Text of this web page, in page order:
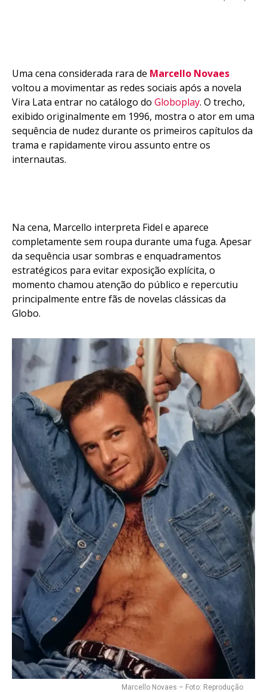
Uma cena considerada rara de Marcello Novaes
voltou a movimentar as redes sociais após a novela
Vira Lata entrar no catálogo do Globoplay. O trecho,
exibido originalmente em 1996, mostra o ator em uma
sequência de nudez durante os primeiros capítulos da
trama e rapidamente virou assunto entre os
internautas.
Na cena, Marcello interpreta Fidel e aparece
completamente sem roupa durante uma fuga. Apesar
da sequência usar sombras e enquadramentos
estratégicos para evitar exposição explícita, o
momento chamou atenção do público e repercutiu
principalmente entre fãs de novelas clássicas da
Globo.
Marcello Novaes – Foto: Reprodução